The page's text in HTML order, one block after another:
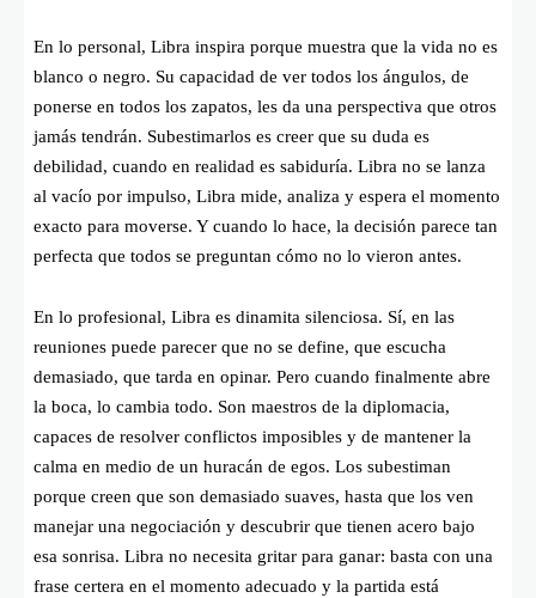
En lo personal, Libra inspira porque muestra que la vida no es
blanco o negro. Su capacidad de ver todos los ángulos, de
ponerse en todos los zapatos, les da una perspectiva que otros
jamás tendrán. Subestimarlos es creer que su duda es
debilidad, cuando en realidad es sabiduría. Libra no se lanza
al vacío por impulso, Libra mide, analiza y espera el momento
exacto para moverse. Y cuando lo hace, la decisión parece tan
perfecta que todos se preguntan cómo no lo vieron antes.
En lo profesional, Libra es dinamita silenciosa. Sí, en las
reuniones puede parecer que no se define, que escucha
demasiado, que tarda en opinar. Pero cuando finalmente abre
la boca, lo cambia todo. Son maestros de la diplomacia,
capaces de resolver conflictos imposibles y de mantener la
calma en medio de un huracán de egos. Los subestiman
porque creen que son demasiado suaves, hasta que los ven
manejar una negociación y descubrir que tienen acero bajo
esa sonrisa. Libra no necesita gritar para ganar: basta con una
frase certera en el momento adecuado y la partida está